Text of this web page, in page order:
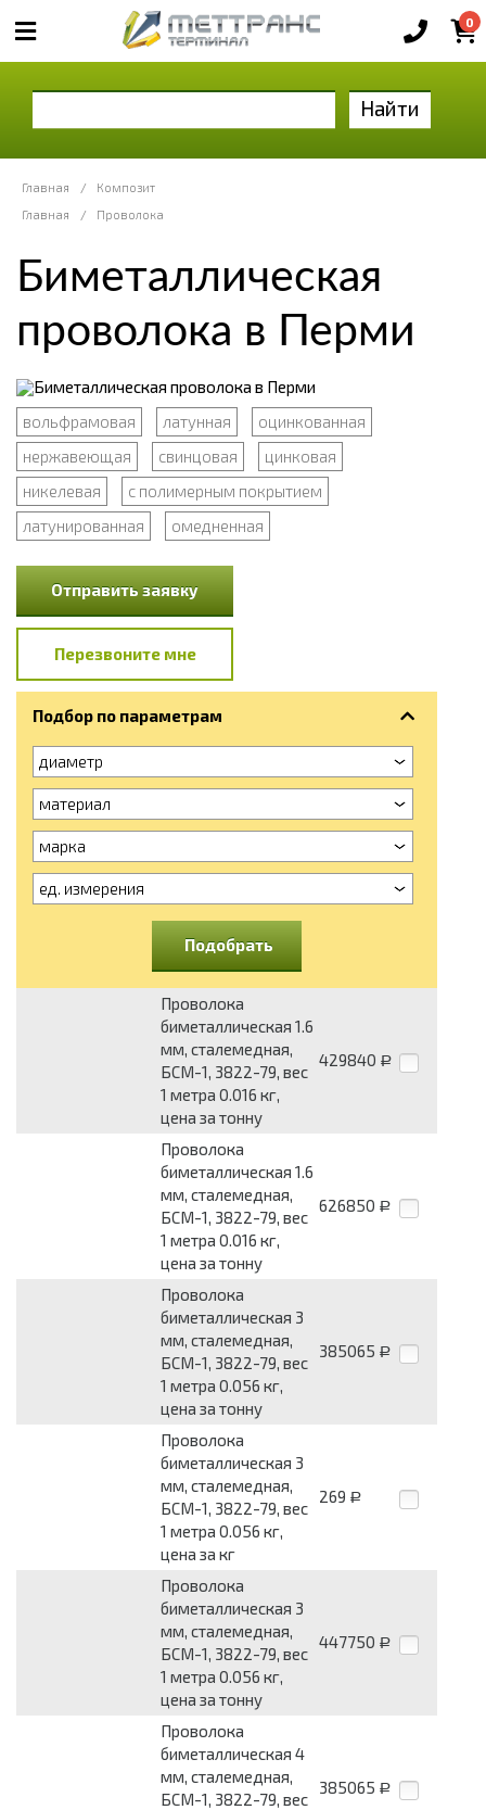
0
Найти
Главная /
Композит
Главная
/ Проволока
Биметаллическая
проволока в Перми
вольфрамовая латунная
оцинкованная
нержавеющая
свинцовая
цинковая
никелевая
с полимерным покрытием
латунированная
омедненная
Отправить заявку
Перезвоните мне
Подбор по параметрам
диаметр
материал
марка
ед. измерения
Подобрать
Проволока
биметаллическая 1.6
мм, сталемедная,
БСМ-1, 3822-79, вес
1 метра 0.016 кг,
цена за тонну
429840 Р
Проволока
биметаллическая 1.6
мм, сталемедная,
БСМ-1, 3822-79, вес
1 метра 0.016 кг,
цена за тонну
626850 Р
Проволока
биметаллическая 3
мм, сталемедная,
БСМ-1, 3822-79, вес
1 метра 0.056 кг,
цена за тонну
385065 Р
Проволока
биметаллическая 3
мм, сталемедная,
БСМ-1, 3822-79, вес
1 метра 0.056 кг,
цена за кг
269 Р
Проволока
биметаллическая 3
мм, сталемедная,
БСМ-1, 3822-79, вес
1 метра 0.056 кг,
цена за тонну
447750 Р
Проволока
биметаллическая 4
мм, сталемедная,
БСМ-1, 3822-79, вес
385065 Р